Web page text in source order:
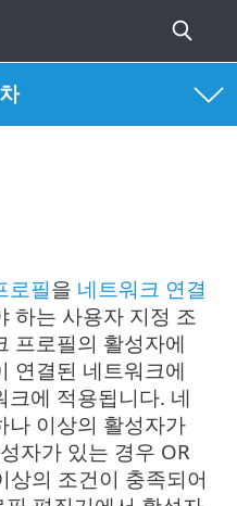
로필을 네트워크 연결
하는 사용자 지정 조
프로필의 활성자에
연결된 네트워크에
크에 적용됩니다. 네
나 이상의 활성자가
자가 있는 경우 OR
상의 조건이 충족되어